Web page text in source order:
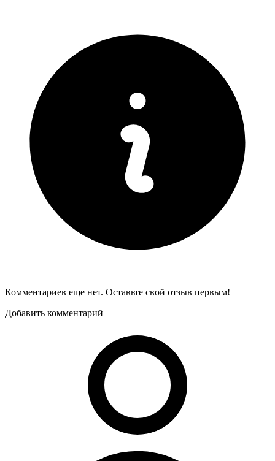
Комментариев еще нет. Оставьте свой отзыв первым!
Добавить комментарий